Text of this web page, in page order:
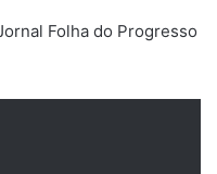
Folha do Progresso